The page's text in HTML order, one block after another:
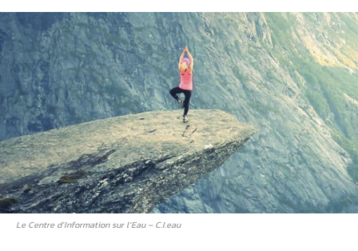
Le Centre d’Information sur l’Eau – C.I.eau